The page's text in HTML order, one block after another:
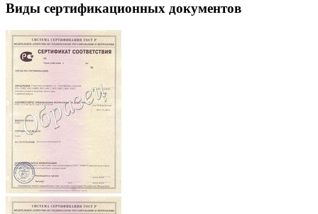
Виды сертификационных документов